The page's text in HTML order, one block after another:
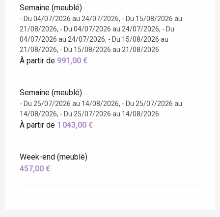
Semaine (meublé)
- Du 04/07/2026 au 24/07/2026, - Du 15/08/2026 au
21/08/2026, - Du 04/07/2026 au 24/07/2026, - Du
04/07/2026 au 24/07/2026, - Du 15/08/2026 au
21/08/2026, - Du 15/08/2026 au 21/08/2026
À partir de 991,00 €
Semaine (meublé)
- Du 25/07/2026 au 14/08/2026, - Du 25/07/2026 au
14/08/2026, - Du 25/07/2026 au 14/08/2026
À partir de 1 043,00 €
Week-end (meublé)
457,00 €